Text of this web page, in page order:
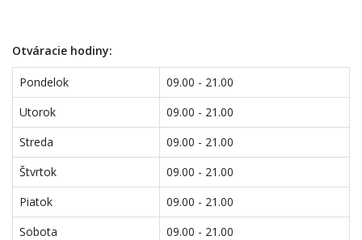
Otváracie hodiny:
Pondelok
09.00 - 21.00
Utorok
09.00 - 21.00
Streda
09.00 - 21.00
Štvrtok
09.00 - 21.00
Piatok
09.00 - 21.00
Sobota
09.00 - 21.00